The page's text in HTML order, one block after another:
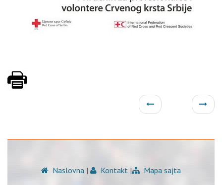
Naslovna | Kontakt | Mapa sajta